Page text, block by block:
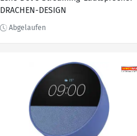
DRACHEN-DESIGN